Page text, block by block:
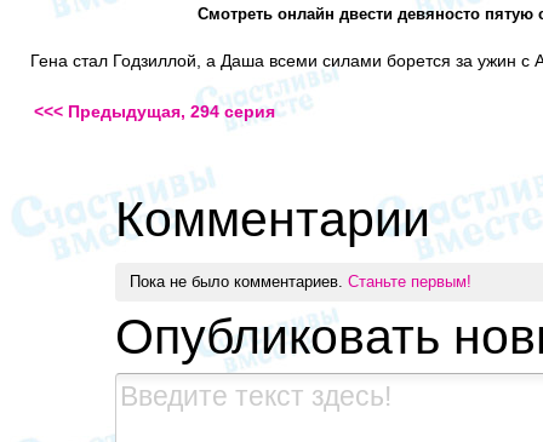
Смотреть онлайн двести девяносто пятую
Гена стал Годзиллой, а Даша всеми силами борется за ужин с
<<< Предыдущая, 294 серия
Комментарии
Пока не было комментариев. Станьте первым!
Опубликовать